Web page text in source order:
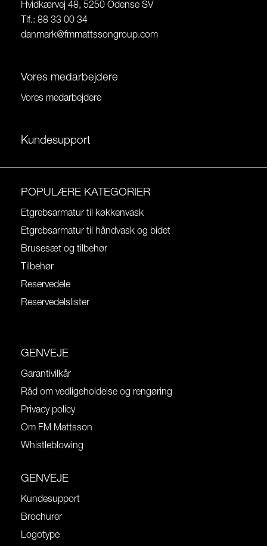
Hvidkærvej 48, 5250 Odense SV
Tlf.: 88 33 00 34
danmark@fmmattssongroup.com
Vores medarbejdere
Vores medarbejdere
Kundesupport
POPULÆRE KATEGORIER
Etgrebsarmatur til køkkenvask
Etgrebsarmatur til håndvask og bidet
Brusesæt og tilbehør
Tilbehør
Reservedele
Reservedelslister
GENVEJE
Garantivilkår
Råd om vedligeholdelse og rengøring
Privacy policy
Om FM Mattsson
Whistleblowing
GENVEJE
Kundesupport
Brochurer
Logotype